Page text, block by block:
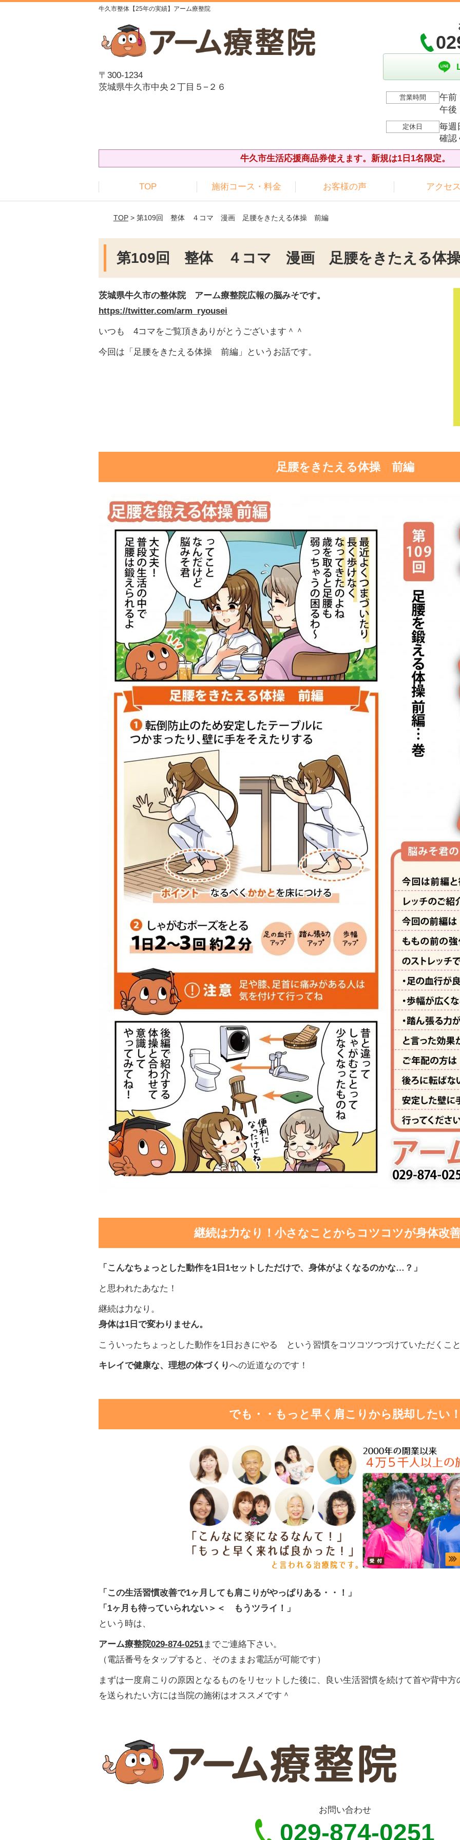
牛久市整体【25年の実績】アーム療整院
〒300-1234
茨城県牛久市中央２丁目５−２６
営業時間
午前
午後
定休日
毎週
確認
牛久市生活応援商品券使えます。新規は1日1名限定。
TOP 施術コース・料金 お客様の声 アクセ
TOP> 第109回 整体 ４コマ 漫画 足腰をきたえる体操 前編
第109回 整体 ４コマ 漫画 足腰をきたえる体
茨城県牛久市の整体院 アーム療整院広報の脳みそです。
https://twitter.com/arm_ryousei
いつも 4コマをご覧頂きありがとうございます＾＾
今回は「足腰をきたえる体操 前編」というお話です。
足腰をきたえる体操 前編
継続は力なり！小さなことからコツコツが身体改
「こんなちょっとした動作を1日1セットしただけで、身体がよくなるのかな… ？」
と思われたあなた！
継続は力なり。
身体は1日で変わりません。
こういったちょっとした動作を1日おきにやる という習慣をコツコツつづけていただくこ
キレイで健康な、理想の体づくりへの近道なのです！
でも・・もっと早く肩こりから脱却したい
「この生活習慣改善で1ヶ月しても肩こりがやっぱりある・・！」
「1ヶ月も待っていられない＞＜ もうツライ！」
という時は、
アーム療整院029-874-0251までご連絡下さい。
（電話番号をタップすると、そのままお電話が可能です）
まずは一度肩こりの原因となるものをリセットした後に、良い生活習慣を続けて首や背中
を送られたい方には当院の施術はオススメです＾
お問い合わせ
029-874-0251